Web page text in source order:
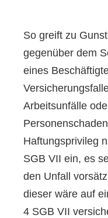
So greift zu
gegenüber dem
eines
Arbeitsunfälle
Haftungsprivileg
SGB VII ein, es
den Unfall
dieser wäre auf
4 SGB VII